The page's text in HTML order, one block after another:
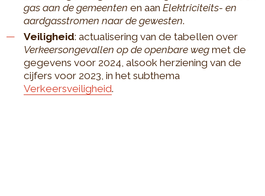
gas aan de gemeenten en aan Elektriciteits- en
aardgasstromen naar de gewesten.
Veiligheid: actualisering van de tabellen over
Verkeersongevallen op de openbare weg met de
gegevens voor 2024, alsook herziening van de
cijfers voor 2023, in het subthema
Verkeersveiligheid.